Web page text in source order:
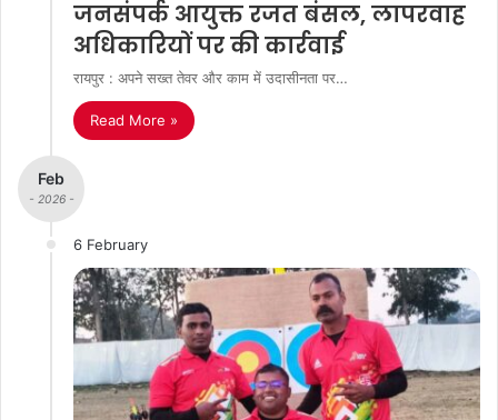
जनसंपर्क आयुक्त रजत बंसल, लापरवाह
अधिकारियों पर की कार्रवाई
रायपुर : अपने सख्त तेवर और काम में उदासीनता पर…
Read More »
Feb
- 2026 -
6 February